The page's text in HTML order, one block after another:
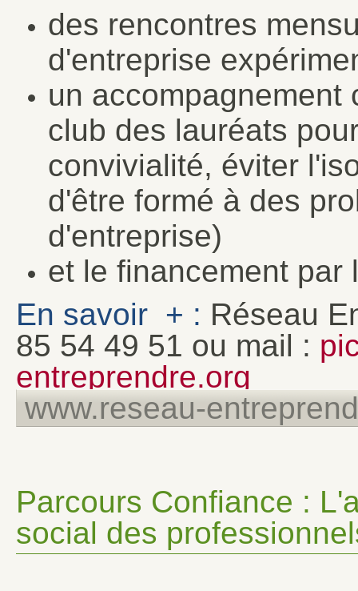
des rencontres
d'entreprise
un accompagnement
club des lauréats
convivialité, éviter
d'être formé à des
d'entreprise)
et le financement par
En savoir + : Réseau
85 54 49 51 ou mail :
entreprendre.org
www.reseau-
Parcours Confiance :
social des